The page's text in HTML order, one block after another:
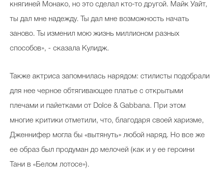
княгиней Монако, но это сделал кто-то другой. Майк Уайт,
ты дал мне надежду. Ты дал мне возможность начать
заново. Ты изменил мою жизнь миллионом разных
способов», - сказала Кулидж.
Также актриса запомнилась нарядом: стилисты подобрали
для нее черное обтягивающее платье с открытыми
плечами и пайетками от Dolce & Gabbana. При этом
многие критики отметили, что, благодаря своей харизме,
Дженнифер могла бы «вытянуть» любой наряд. Но все же
ее образ был продуман до мелочей (как и у ее героини
Тани в «Белом лотосе»).